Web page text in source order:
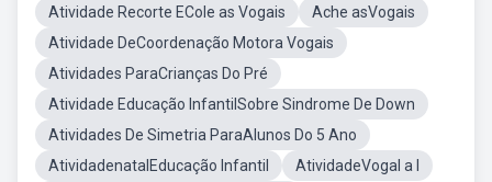
Atividade Recorte ECole as Vogais
Ache asVogais
Atividade DeCoordenação Motora Vogais
Atividades ParaCrianças Do Pré
Atividade Educação InfantilSobre Sindrome De Down
Atividades De Simetria ParaAlunos Do 5 Ano
AtividadenatalEducação Infantil
AtividadeVogal a I